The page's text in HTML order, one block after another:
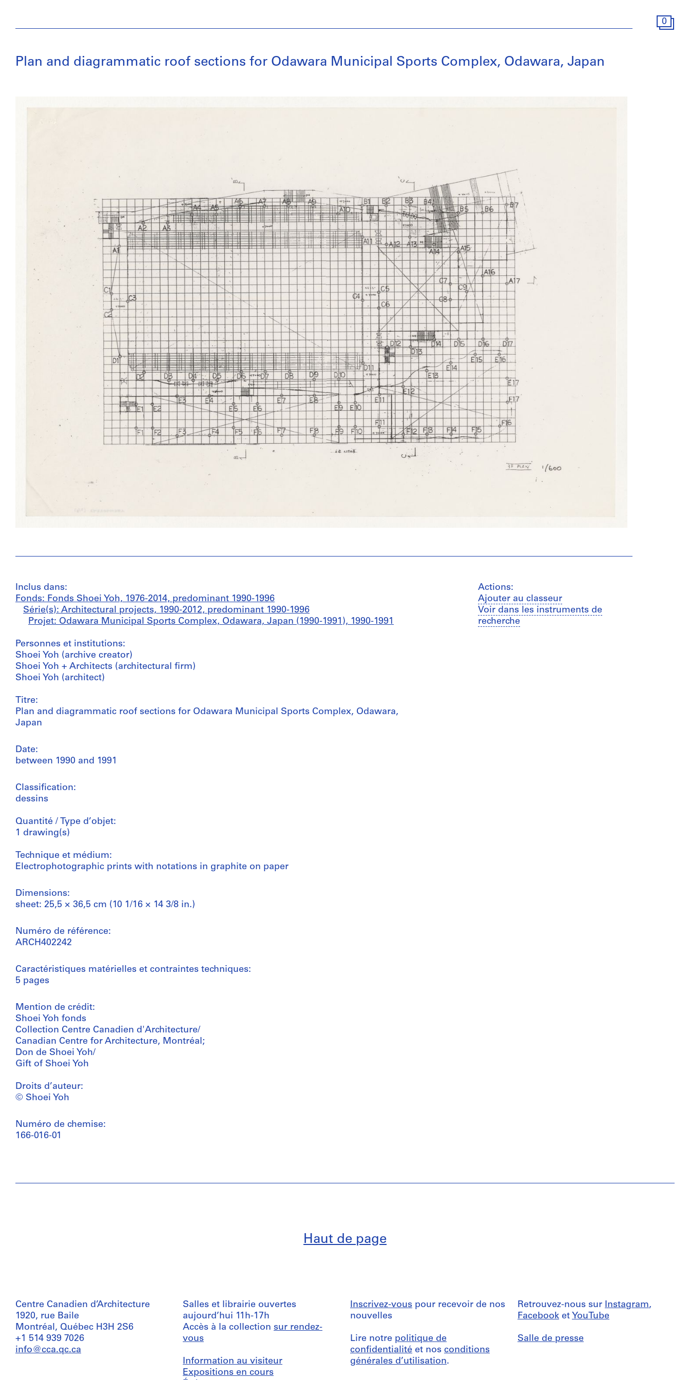
0
Plan and diagrammatic roof sections for Odawara Municipal Sports Complex, Odawara, Japan
Inclus dans:
Fonds: Fonds Shoei Yoh, 1976-2014, predominant 1990-1996
Série(s): Architectural projects, 1990-2012, predominant 1990-1996
Projet: Odawara Municipal Sports Complex, Odawara, Japan (1990-1991), 1990-1991
Personnes et institutions:
Shoei Yoh (archive creator)
Shoei Yoh + Architects (architectural firm)
Shoei Yoh (architect)
Titre:
Plan and diagrammatic roof sections for Odawara Municipal Sports Complex, Odawara,
Japan
Date:
between 1990 and 1991
Classification:
dessins
Quantité / Type d’objet:
1 drawing(s)
Technique et médium:
Electrophotographic prints with notations in graphite on paper
Dimensions:
sheet: 25,5 × 36,5 cm (10 1/16 × 14 3/8 in.)
Numéro de référence:
ARCH402242
Caractéristiques matérielles et contraintes techniques:
5 pages
Mention de crédit:
Shoei Yoh fonds
Collection Centre Canadien d'Architecture/
Canadian Centre for Architecture, Montréal;
Don de Shoei Yoh/
Gift of Shoei Yoh
Droits d’auteur:
© Shoei Yoh
Numéro de chemise:
166-016-01
Actions:
Ajouter au classeur
Voir dans les instruments de
recherche
Haut de page
Centre Canadien d’Architecture
1920, rue Baile
Montréal, Québec H3H 2S6
+1 514 939 7026
info@cca.qc.ca
Salles et librairie ouvertes
aujourd’hui 11h-17h
Accès à la collection sur rendez-
vous
Information au visiteur
Expositions en cours
Inscrivez-vous pour recevoir de nos
nouvelles
Lire notre politique de
confidentialité et nos conditions
générales d’utilisation.
Retrouvez-nous sur Instagram,
Facebook et YouTube
Salle de presse